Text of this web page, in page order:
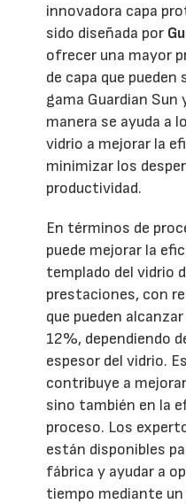
innovadora capa
sido diseñada por
ofrecer una mayor
de capa que
gama Guardian Sun
manera se ayuda a
vidrio a mejorar la
minimizar los
productividad.
En términos de
puede mejorar la
templado del vidrio
prestaciones, con
que pueden
12%, dependiendo
espesor del vidrio.
contribuye a
sino también en la
proceso. Los
están disponibles
fábrica y ayudar a
tiempo mediante